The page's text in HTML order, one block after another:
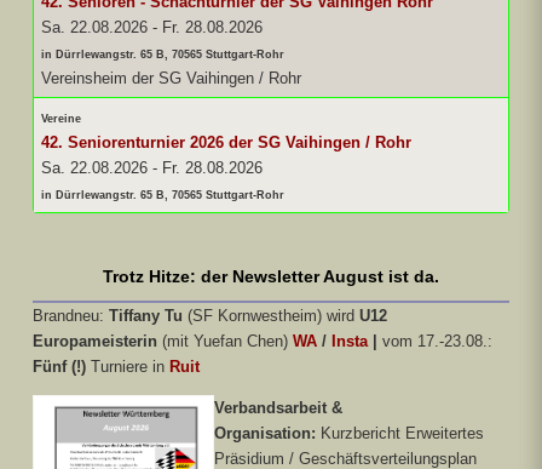
Sa. 22.08.2026 - Fr. 28.08.2026
in Dürrlewangstr. 65 B, 70565 Stuttgart-Rohr
Vereinsheim der SG Vaihingen / Rohr
Vereine
42. Seniorenturnier 2026 der SG Vaihingen / Rohr
Sa. 22.08.2026 - Fr. 28.08.2026
in Dürrlewangstr. 65 B, 70565 Stuttgart-Rohr
Trotz Hitze: der Newsletter August ist da.
Brandneu: Tiffany Tu (SF Kornwestheim) wird U12
Europameisterin (mit Yuefan Chen) WA / Insta| vom 17.-23.08.:
Fünf (!) Turniere in Ruit
Verbandsarbeit &
Organisation: Kurzbericht Erweitertes
Präsidium / Geschäftsverteilungsplan